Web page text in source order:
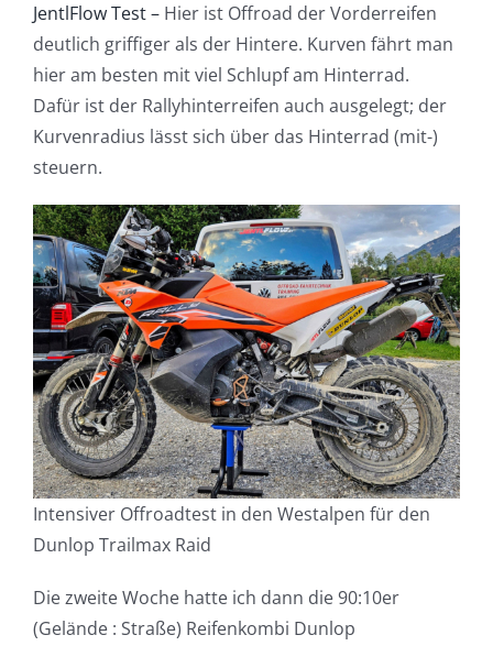
JentlFlow Test – Hier ist Offroad der Vorderreifen
deutlich griffiger als der Hintere. Kurven fährt man
hier am besten mit viel Schlupf am Hinterrad.
Dafür ist der Rallyhinterreifen auch ausgelegt; der
Kurvenradius lässt sich über das Hinterrad (mit-)
steuern.
Intensiver Offroadtest in den Westalpen für den
Dunlop Trailmax Raid
Die zweite Woche hatte ich dann die 90:10er
(Gelände : Straße) Reifenkombi Dunlop